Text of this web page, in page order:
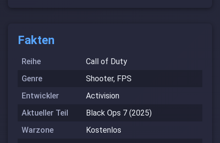
Fakten
Reihe
Call of Duty
Genre
Shooter, FPS
Entwickler
Activision
Aktueller Teil
Black Ops 7 (2025)
Warzone
Kostenlos